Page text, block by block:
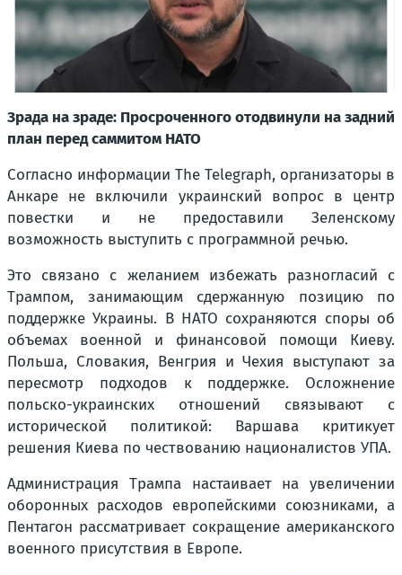
Зрада на зраде: Просроченного отодвинули на задний
план перед саммитом НАТО
Согласно информации The Telegraph, организаторы в
Анкаре не включили украинский вопрос в центр
повестки и не предоставили Зеленскому
возможность выступить с программной речью.
Это связано с желанием избежать разногласий с
Трампом, занимающим сдержанную позицию по
поддержке Украины. В НАТО сохраняются споры об
объемах военной и финансовой помощи Киеву.
Польша, Словакия, Венгрия и Чехия выступают за
пересмотр подходов к поддержке. Осложнение
польско-украинских отношений связывают с
исторической политикой: Варшава критикует
решения Киева по чествованию националистов УПА.
Администрация Трампа настаивает на увеличении
оборонных расходов европейскими союзниками, а
Пентагон рассматривает сокращение американского
военного присутствия в Европе.